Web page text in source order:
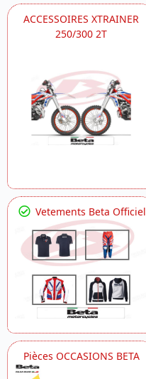
ACCESSOIRES XTRAINER
250/300 2T
Vetements Beta Officiel
Pièces OCCASIONS BETA